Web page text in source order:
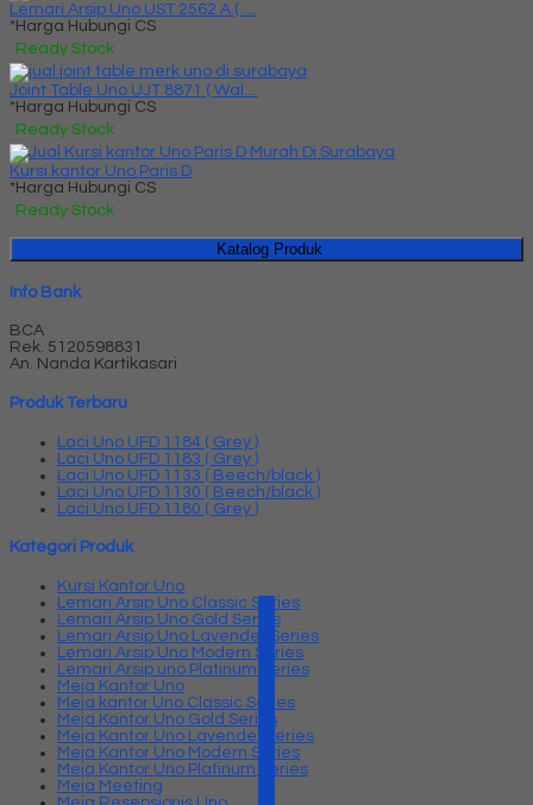
Lemari Arsip Uno UST 2562 A ( ....
*Harga Hubungi CS
Ready Stock
Joint Table Uno UJT 8871 ( Wal....
*Harga Hubungi CS
Ready Stock
Kursi kantor Uno Paris D
*Harga Hubungi CS
Ready Stock
Katalog Produk
Info Bank
BCA
Rek. 5120598831
An. Nanda Kartikasari
Produk Terbaru
Laci Uno UFD 1184 ( Grey )
Laci Uno UFD 1183 ( Grey )
Laci Uno UFD 1133 ( Beech/black )
Laci Uno UFD 1130 ( Beech/black )
Laci Uno UFD 1180 ( Grey )
Kategori Produk
Kursi Kantor Uno
Lemari Arsip Uno Classic Series
Lemari Arsip Uno Gold Series
Lemari Arsip Uno Lavender Series
Lemari Arsip Uno Modern Series
Lemari Arsip uno Platinum Series
Meja Kantor Uno
Meja kantor Uno Classic Series
Meja Kantor Uno Gold Series
Meja Kantor Uno Lavender series
Meja Kantor Uno Modern Series
Meja Kantor Uno Platinum Series
Meja Meeting